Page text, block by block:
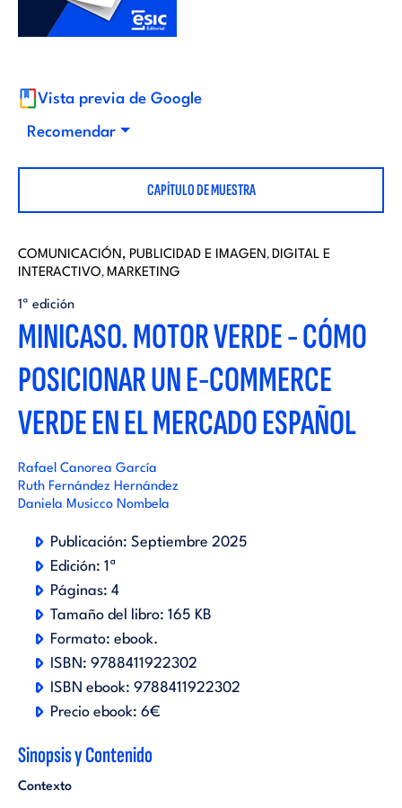
d
r
i
a
l
o
r
a
Vista previa de Google
Recomendar
CAPÍTULO DE MUESTRA
COMUNICACIÓN, PUBLICIDAD E IMAGEN, DIGITAL E
INTERACTIVO, MARKETING
1ª edición
MINICASO. MOTOR VERDE - CÓMO
POSICIONAR UN E-COMMERCE
VERDE EN EL MERCADO ESPAÑOL
Rafael Canorea García
Ruth Fernández Hernández
Daniela Musicco Nombela
Publicación: Septiembre 2025
Edición: 1ª
Páginas: 4
Tamaño del libro: 165 KB
Formato: ebook.
ISBN: 9788411922302
ISBN ebook: 9788411922302
Precio ebook: 6€
Sinopsis y Contenido
Contexto